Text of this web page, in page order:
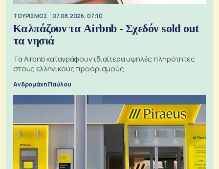
ΤΟΥΡΙΣΜΟΣ 07.08.2026, 07:10
Καλπάζουν τα Airbnb - Σχεδόν sold out
τα νησιά
Τα Airbnb καταγράφουν ιδιαίτερα υψηλές πληρότητες
στους ελληνικούς προορισμούς
Ανδρομάχη Παύλου